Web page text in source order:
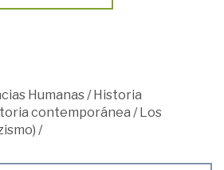
Humanas/ Historia
contemporánea / Los
/